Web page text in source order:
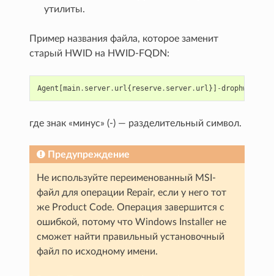
утилиты.
Пример названия файла, которое заменит
старый HWID на HWID-FQDN:
Agent [main . server . url{ reserve . server . url}] -drophwid
где знак «минус» (-) — разделительный символ.
Предупреждение
Не используйте переименованный MSI-
файл для операции Repair, если у него тот
же Product Code. Операция завершится с
ошибкой, потому что Windows Installer не
сможет найти правильный установочный
файл по исходному имени.